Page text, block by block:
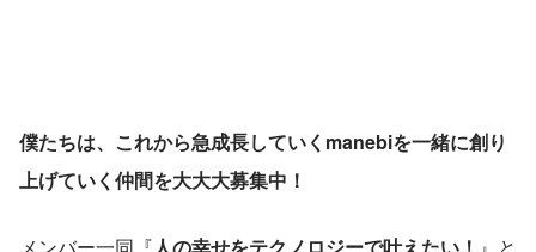
僕たちは、これから急成長していくmanebiを一緒に創り
上げていく仲間を大大大募集中！